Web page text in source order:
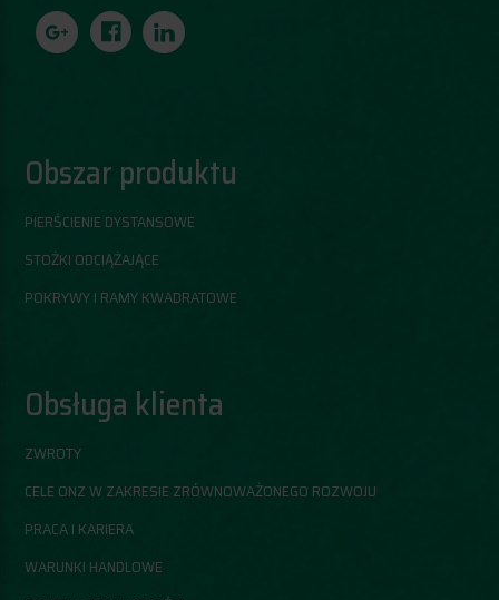
Obszar produktu
PIERŚCIENIE DYSTANSOWE
STOŻKI ODCIĄŻAJĄCE
POKRYWY I RAMY KWADRATOWE
Obsługa klienta
ZWROTY
CELE ONZ W ZAKRESIE ZRÓWNOWAŻONEGO ROZWOJU
PRACA I KARIERA
WARUNKI HANDLOWE